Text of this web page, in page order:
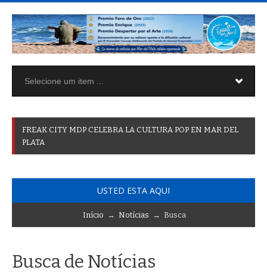
FREAK CITY MDP CELEBRA LA CULTURA POP EN MAR DEL
PLATA
USTED ESTA AQUI
Início → Notícias → Busca
Busca de Notícias